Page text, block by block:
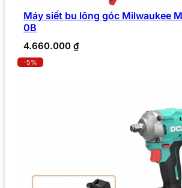
Máy siết bu lông góc Milwaukee
0B
4.660.000 ₫
-5%